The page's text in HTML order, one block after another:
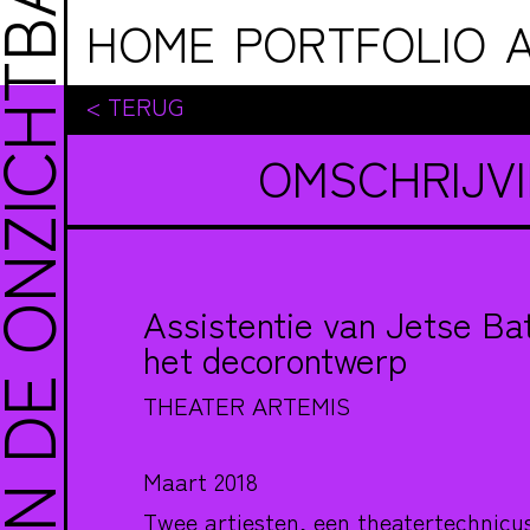
Ga naar de inhoud
HOME PORTFOLIO
STICHTING
< TERUG
Assistentie van Jetse
het decorontwerp
THEATER ARTEMIS
Maart 2018
Twee artiesten, een